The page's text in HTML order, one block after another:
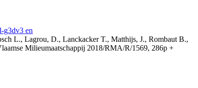
g3dv3 en
L., Lagrou, D., Lanckacker T., Matthijs, J., Rombaut B.,
Milieumaatschappij 2018/RMA/R/1569, 286p +